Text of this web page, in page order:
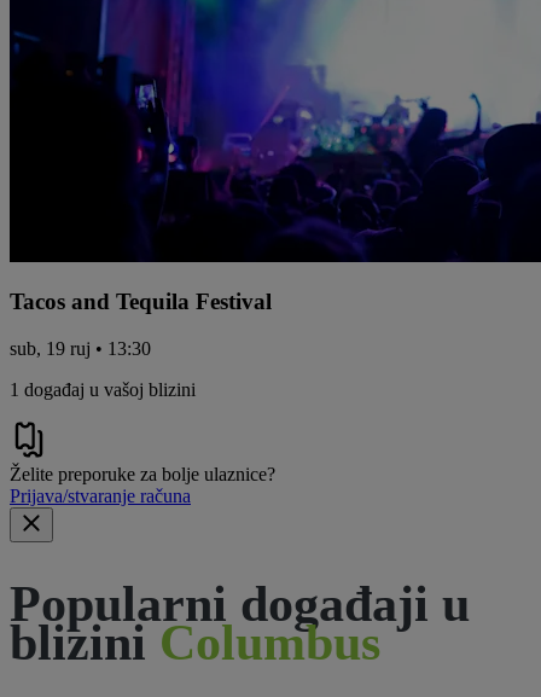
Tacos and Tequila Festival
sub, 19 ruj • 13:30
1 događaj u vašoj blizini
Želite preporuke za bolje ulaznice?
Prijava/stvaranje računa
Popularni događaji u
blizini Columbus